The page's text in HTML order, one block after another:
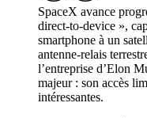
SpaceX avance
direct-to-device »,
smartphone à un
antenne-relais
l’entreprise d’Elon
majeur : son accès
intéressantes.